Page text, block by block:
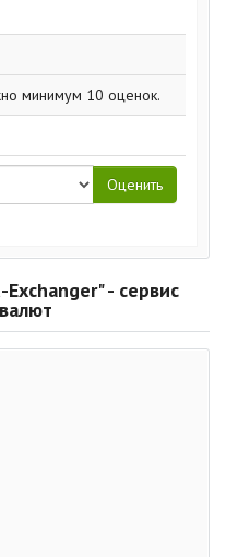
МСК.минимум 10 оценок.
- сервис